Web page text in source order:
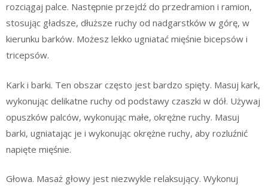
rozciągaj palce. Następnie przejdź do przedramion i ramion,
stosując gładsze, dłuższe ruchy od nadgarstków w górę, w
kierunku barków. Możesz lekko ugniatać mięśnie bicepsów i
tricepsów.
Kark i barki. Ten obszar często jest bardzo spięty. Masuj kark,
wykonując delikatne ruchy od podstawy czaszki w dół. Używaj
opuszków palców, wykonując małe, okrężne ruchy. Masuj
barki, ugniatając je i wykonując okrężne ruchy, aby rozluźnić
napięte mięśnie.
Głowa. Masaż głowy jest niezwykle relaksujący. Wykonuj